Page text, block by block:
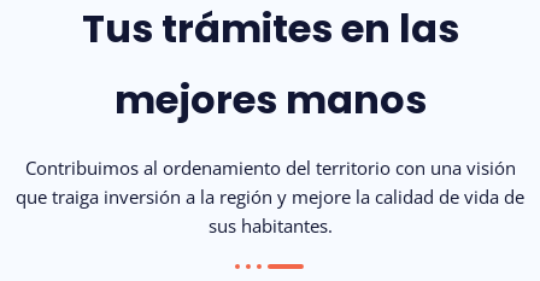
Tus trámites en las
mejores manos
Contribuimos al ordenamiento del territorio con una visión
que traiga inversión a la región y mejore la calidad de vida de
sus habitantes.